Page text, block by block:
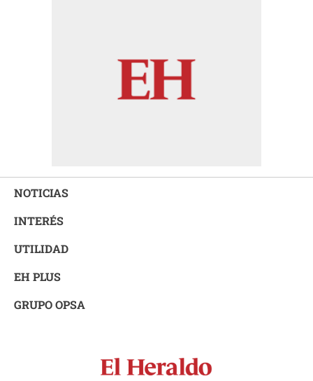
NOTICIAS
INTERÉS
UTILIDAD
EH PLUS
GRUPO OPSA